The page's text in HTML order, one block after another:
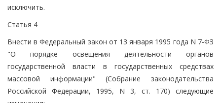
исключить.
Статья 4
Внести в Федеральный закон от 13 января 1995 года N 7-ФЗ
"О порядке освещения деятельности органов
государственной власти в государственных средствах
массовой информации" (Собрание законодательства
Российской Федерации, 1995, N 3, ст. 170) следующие